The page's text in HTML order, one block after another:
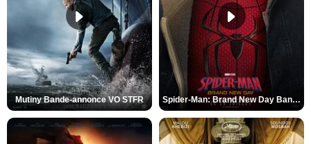
Mutiny Bande-annonce VO STFR Spider-Man: Brand New Day Bande-annonce VO STFR